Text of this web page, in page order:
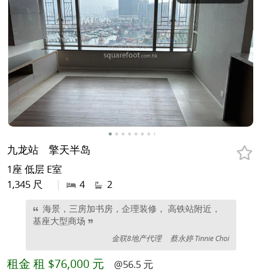
九龙站 擎天半岛
1座 低层 E室
1,345 尺
| 4 2
海景，三房加书房，企理装修， 高铁站附近，
基座大型商场
金联8地产代理 蔡永婷 Tinnie Choi
租金 租 $76,000 元 @56.5 元